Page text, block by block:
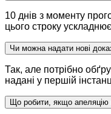
10 днів з моменту
цього строку
Чи можна надати нові
Так, але потрібно
надані у першій
Що робити, якщо апеляцію